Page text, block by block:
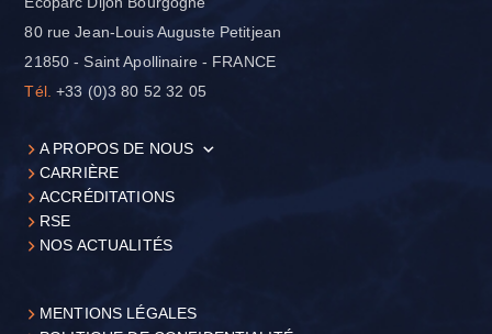
80 rue Jean-Louis Auguste Petitjean
21850 - Saint Apollinaire - FRANCE
Tél. +33 (0)3 80 52 32 05
A PROPOS DE NOUS
CARRIÈRE
ACCRÉDITATIONS
RSE
NOS ACTUALITÉS
MENTIONS LÉGALES